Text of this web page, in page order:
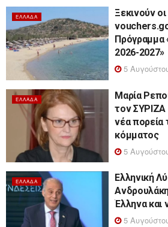
ΕΛΛΆΔΑ
Ξεκινούν
Πρόγραμμα
2026-2027»
5
ΕΛΛΆΔΑ
Μαρία
τον ΣΥΡΙΖΑ
νέα πορεία
κόμματος
5
ΕΛΛΆΔΑ
Ελληνική
Έλληνα και
5